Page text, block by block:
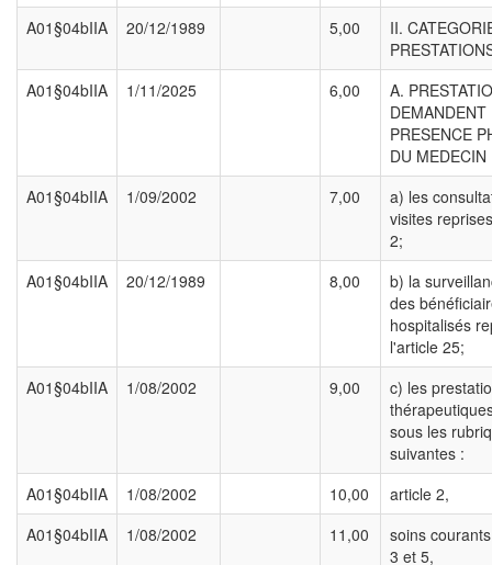
A01§04bIIA
20/12/1989 5,00
II.
A01§04bIIA
1/11/2025 6,00
A.
DEMANDENT
PRESENCE
DU MEDECIN
A01§04bIIA
1/09/2002 7,00
a) les
visites
2;
A01§04bIIA
20/12/1989 8,00
b) la
des
hospitalisés
l'article 25;
A01§04bIIA
1/08/2002 9,00
c) les
sous les
suivantes :
A01§04bIIA
1/08/2002 10,00
article 2,
A01§04bIIA
1/08/2002 11,00
soins
3 et 5,